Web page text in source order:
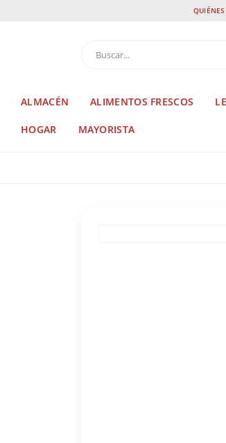
ALMACÉN ALIMENTOS FRESCOS
HOGAR MAYORISTA